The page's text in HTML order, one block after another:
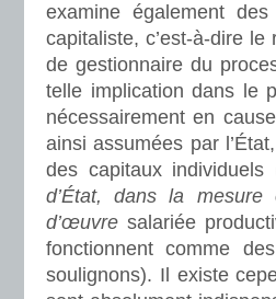
examine également
capitaliste, c’est-à-dire
de gestionnaire du
telle implication dans le
nécessairement en
ainsi assumées par
des capitaux
d’État, dans la
d’œuvre salariée
fonctionnent comme
soulignons). Il existe